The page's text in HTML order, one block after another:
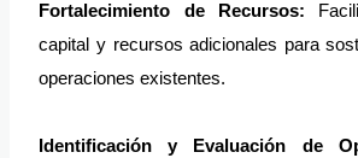
Fortalecimiento de Recursos:
capital y recursos adicionales para
operaciones existentes.
Identificación y Evaluación de